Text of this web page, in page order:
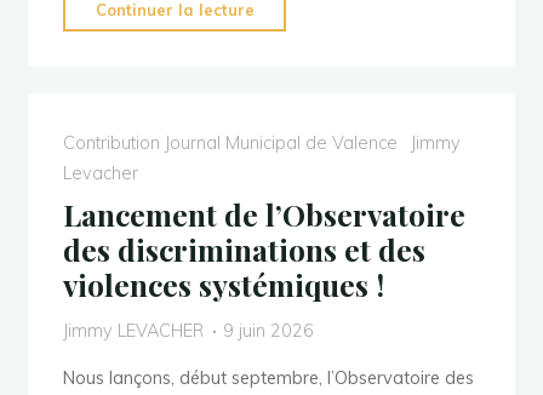
Continuer la lecture
et
Contribution Journal Municipal de Valence
Jimmy
Levacher
Lancement de l’Observatoire
des discriminations et des
violences systémiques !
Jimmy LEVACHER 9 juin 2026
Nous lançons, début septembre, l’Observatoire des